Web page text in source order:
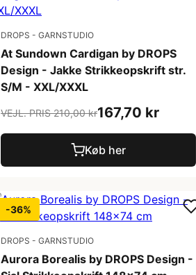
DROPS - GARNSTUDIO
At Sundown Cardigan by DROPS
Design - Jakke Strikkeopskrift str.
S/M - XXL/XXXL
VEJL. PRIS 210,00 kr167,70 kr
Køb her
-36%
DROPS - GARNSTUDIO
Aurora Borealis by DROPS Design -